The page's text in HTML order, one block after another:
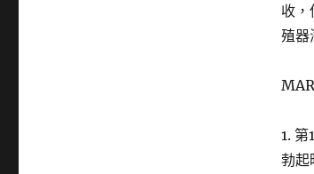
收
殖器
1. 第
勃起